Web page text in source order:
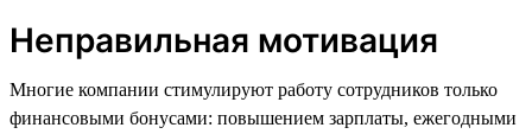
Неправильная мотивация
Многие компании стимулируют работу сотрудников только
финансовыми бонусами: повышением зарплаты, ежегодными